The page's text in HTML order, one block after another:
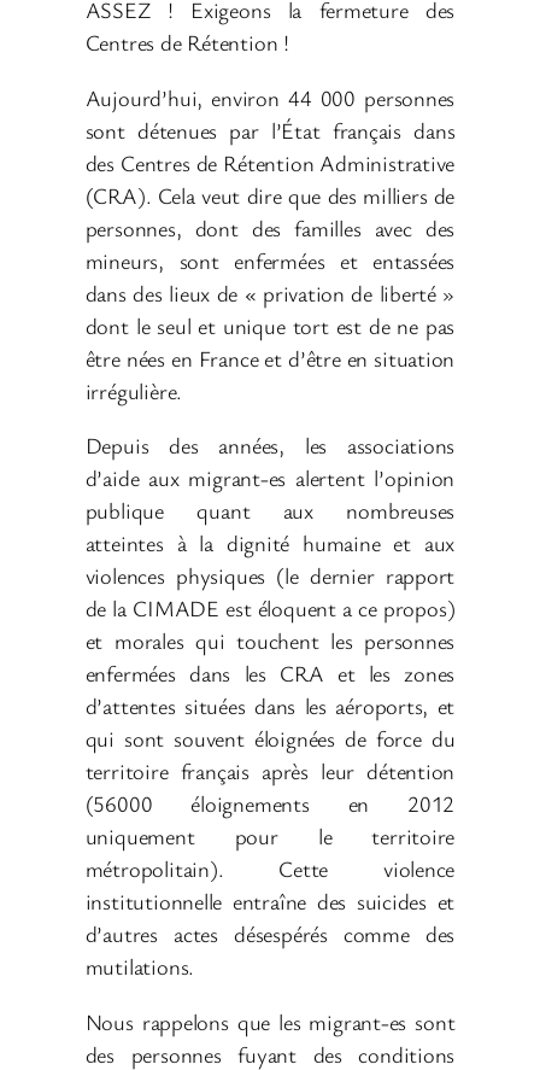
ASSEZ ! Exigeons la fermeture des
Centres de Rétention !
Aujourd’hui, environ 44 000 personnes
sont détenues par l’État français dans
des Centres de Rétention Administrative
(CRA). Cela veut dire que des milliers de
personnes, dont des familles avec des
mineurs, sont enfermées et entassées
dans des lieux de « privation de liberté »
dont le seul et unique tort est de ne pas
être nées en France et d’être en situation
irrégulière.
Depuis des années, les associations
d’aide aux migrant-es alertent l’opinion
publique quant aux nombreuses
atteintes à la dignité humaine et aux
violences physiques (le dernier rapport
de la CIMADE est éloquent a ce propos)
et morales qui touchent les personnes
enfermées dans les CRA et les zones
d’attentes situées dans les aéroports, et
qui sont souvent éloignées de force du
territoire français après leur détention
(56000 éloignements en 2012
uniquement pour le territoire
métropolitain). Cette violence
institutionnelle entraîne des suicides et
d’autres actes désespérés comme des
mutilations.
Nous rappelons que les migrant-es sont
des personnes fuyant des conditions